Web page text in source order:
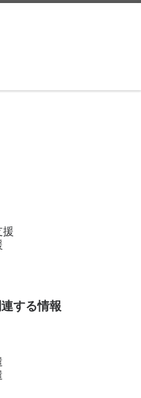
援
する情報